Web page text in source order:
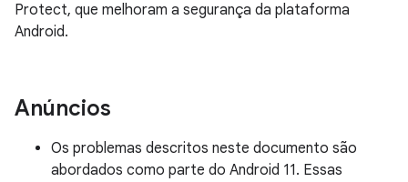
Protect, que melhoram a segurança da plataforma
Android.
Anúncios
Os problemas descritos neste documento são
abordados como parte do Android 11. Essas